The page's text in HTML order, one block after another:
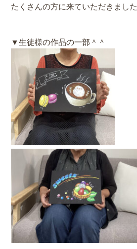
たくさんの方に来ていただきました
▼生徒様の作品の一部＾＾